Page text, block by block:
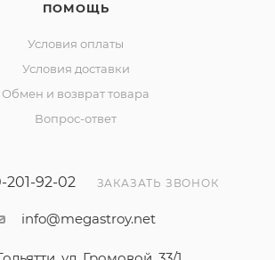
ПОМОЩЬ
Условия оплаты
Условия доставки
Обмен и возврат товара
Вопрос-ответ
201-92-02 ЗАКАЗАТЬ ЗВОНОК
info@megastroy.net